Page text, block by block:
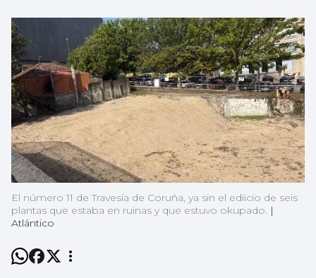
El número 11 de Travesía de Coruña, ya sin el ediicio de seis
plantas que estaba en ruinas y que estuvo okupado. |
Atlántico